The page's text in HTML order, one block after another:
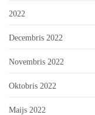
2022
Decembris 2022
Novembris 2022
Oktobris 2022
Maijs 2022